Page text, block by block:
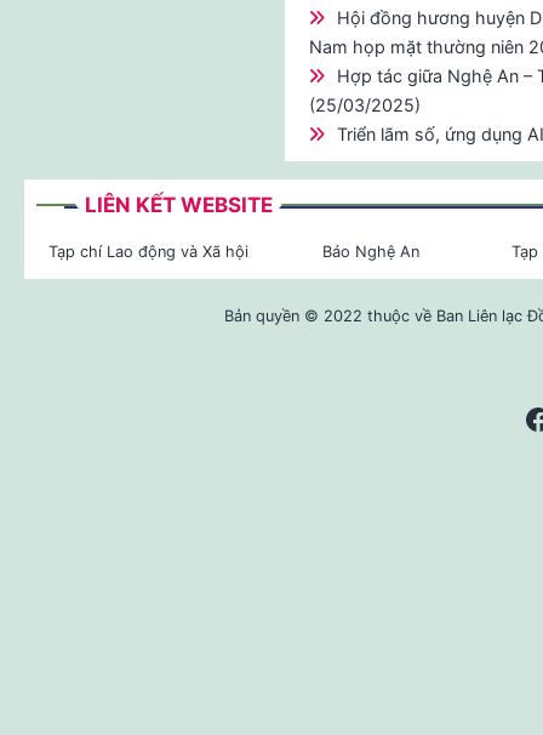
Hội đồng hương huyện
Nam họp mặt thường niên
Hợp tác giữa Nghệ An –
(25/03/2025)
Triển lãm số, ứng dụng
LIÊN KẾT WEBSITE
Tạp chí Lao động và Xã hội Báo Nghệ An
Bản quyền © 2022 thuộc về Ban Liên lạc